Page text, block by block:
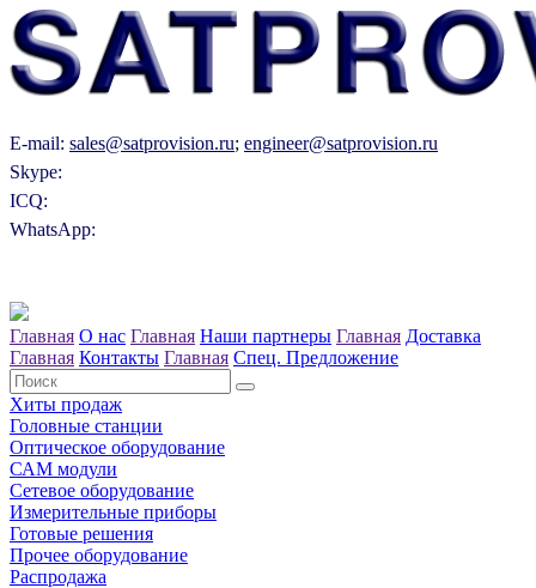
E-mail: sales@satprovision.ru; engineer@satprovision.ru
Skype:
ICQ:
WhatsApp:
Главная О нас Главная Наши партнеры Главная Доставка
Главная Контакты Главная Спец. Предложение
Хиты продаж
Головные станции
Оптическое оборудование
САM модули
Сетевое оборудование
Измерительные приборы
Готовые решения
Прочее оборудование
Распродажа